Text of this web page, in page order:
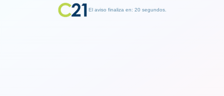
El aviso finaliza en: 19 segundos.